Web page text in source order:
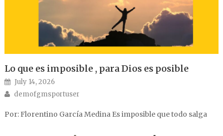
Lo que es imposible , para Dios es posible
Posted on
July 14, 2026
Author
demofgmsportuser
Por: Florentino García Medina Es imposible que todo salga